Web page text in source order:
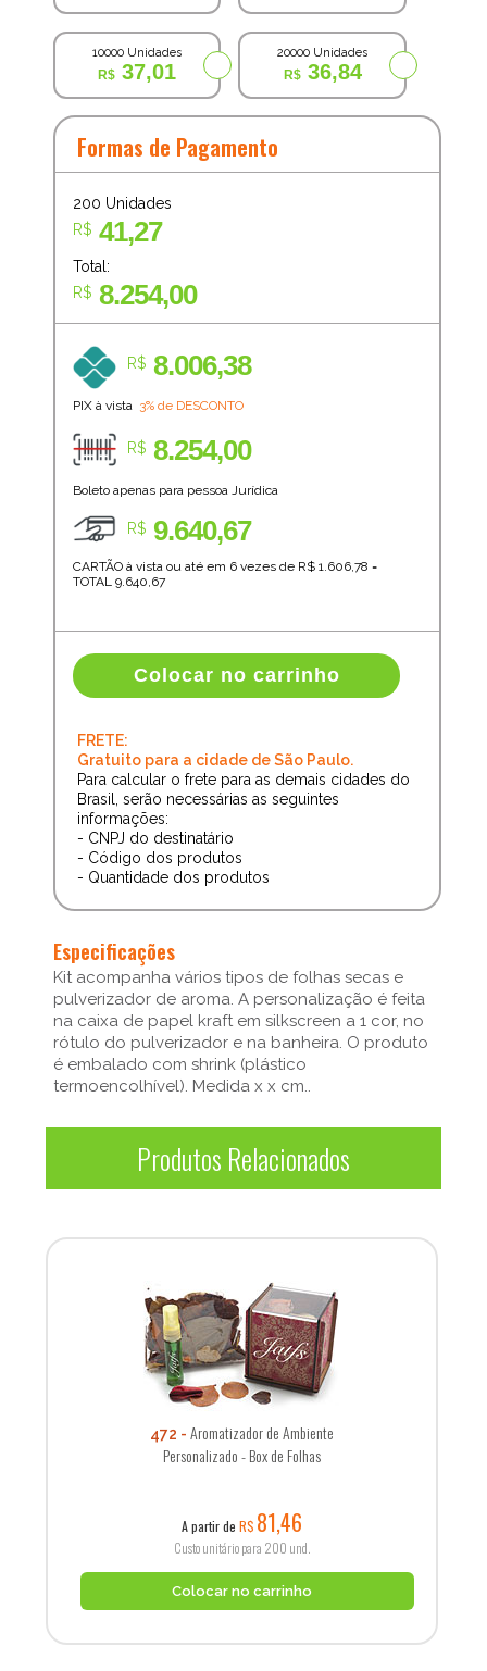
10000 Unidades
37,01
20000 Unidades
36,84
Formas de Pagamento
200 Unidades
R$ 41,27
Total:
R$ 8.254,00
R$ 8.006,38
PIX à vista 3% de DESCONTO
R$ 8.254,00
Boleto apenas para pessoa Jurídica
R$ 9.640,67
CARTÃO à vista ou até em 6 vezes de R$ 1.606,78 =
TOTAL 9.640,67
Colocar no carrinho
FRETE:
Gratuito para a cidade de São Paulo.
Para calcular o frete para as demais cidades do
Brasil, serão necessárias as seguintes
informações:
- CNPJ do destinatário
- Código dos produtos
- Quantidade dos produtos
Especificações
Kit acompanha vários tipos de folhas secas e
pulverizador de aroma. A personalização é feita
na caixa de papel kraft em silkscreen a 1 cor, no
rótulo do pulverizador e na banheira. O produto
é embalado com shrink (plástico
termoencolhível). Medida x x cm..
Produtos Relacionados
472
Aromatizador de Ambiente
Personalizado - Box de Folhas
A partir de R$ 81,46
Custo unitário para 200 und.
Colocar no carrinho